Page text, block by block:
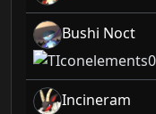
Bushi Noct
Incineram